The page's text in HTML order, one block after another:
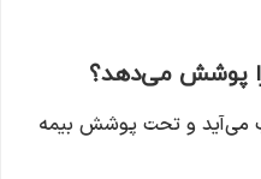
پوشش می‌دهد؟
می‌آید و تحت پوشش بیمه